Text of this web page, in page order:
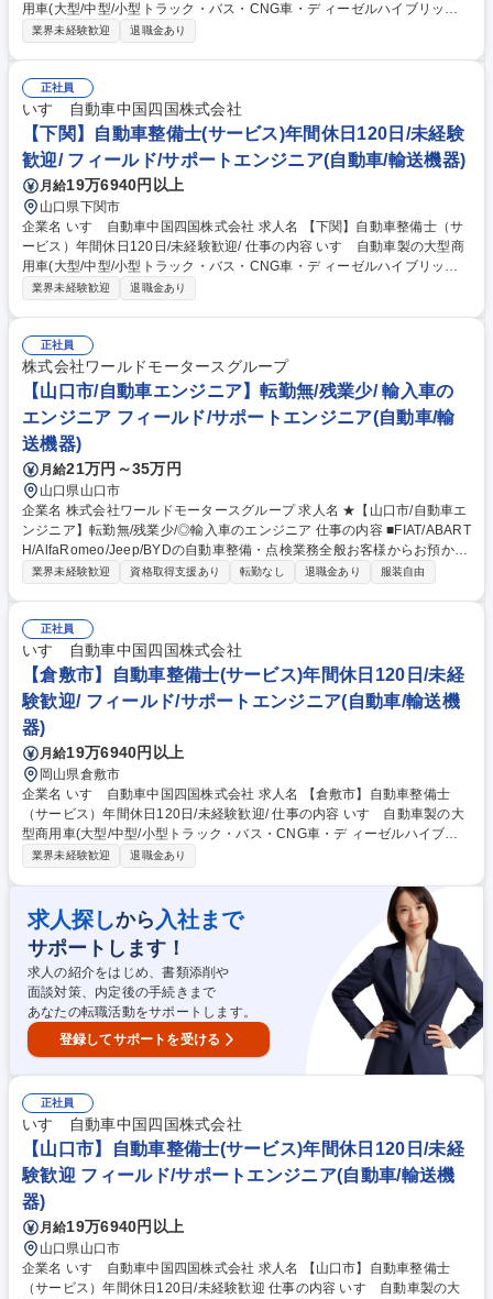
用車(大型/中型/小型トラック・バス・CNG車・デ ィーゼルハイブリッド
車)のアフターサービスを行います。車検や定期点 検、オーバーホール、
トラブル対応などにもあたっていただく事になります。 いすゞでは商用車
であるトラックの不稼働を出さないことを大切にしており、故障診断等を
元に部品交換するのか修理するのかコストと時間を考えて対応していくた
め、一般車の整備と異なりエンジニアとしてのスキルを身に付けることが
出来ます。 募集職種 【米子】自動車整備士（サービス）年間休日120日/
未経験歓迎/
業界未経験歓迎 退職金あり
正社員
いすゞ自動車中国四国株式会社
【下関】自動車整備士(サービス)年間休日120日/未経験
歓迎/ フィールド/サポートエンジニア(自動車/輸送機器)
月給19万6940円以上
山口県下関市
企業名 いすゞ自動車中国四国株式会社 求人名 【下関】自動車整備士（サ
ービス）年間休日120日/未経験歓迎/ 仕事の内容 いすゞ自動車製の大型商
用車(大型/中型/小型トラック・バス・CNG車・デ ィーゼルハイブリッド
車)のアフターサービスを行います。車検や定期点 検、オーバーホール、
トラブル対応などにもあたっていただく事になります。 いすゞでは商用車
であるトラックの不稼働を出さないことを大切にしており、故障診断等を
元に部品交換するのか修理するのかコストと時間を考えて対応していくた
め、一般車の整備と異なりエンジニアとしてのスキルを身に付けることが
出来ます。 募集職種 【下関】自動車整備士（サービス）年間休日120日/
未経験歓迎/
業界未経験歓迎 退職金あり
正社員
株式会社ワールドモータースグループ
【山口市/自動車エンジニア】転勤無/残業少/ 輸入車の
エンジニア フィールド/サポートエンジニア(自動車/輸
送機器)
月給21万円～35万円
山口県山口市
企業名 株式会社ワールドモータースグループ 求人名 ★【山口市/自動車エ
ンジニア】転勤無/残業少/◎輸入車のエンジニア 仕事の内容 ■FIAT/ABART
H/AlfaRomeo/Jeep/BYDの自動車整備・点検業務全般お客様からお預かり
した輸入車を店舗併設の自社工場で点検・整備していただきます。 【具体
分解整備：損傷があった車両や車検などの為、問題がある箇所の修理、部
品交換を行います。■国産車の整備はパーツ交換が中心ですが、輸入車は
修理/いじる/という整備ができる点も魅力です。これまでの知識・技術を
生かし、幅広く、深いスキルを身に付け、成長できる環境です。 募集職種
★【山口市/自動車エンジニア】転勤無/残業少/◎輸入車のエンジニア
業界未経験歓迎 資格取得支援あり 転勤なし 退職金あり 服装自由
正社員
いすゞ自動車中国四国株式会社
【倉敷市】自動車整備士(サービス)年間休日120日/未経
験歓迎/ フィールド/サポートエンジニア(自動車/輸送機
器)
月給19万6940円以上
岡山県倉敷市
企業名 いすゞ自動車中国四国株式会社 求人名 【倉敷市】自動車整備士
（サービス）年間休日120日/未経験歓迎/ 仕事の内容 いすゞ自動車製の大
型商用車(大型/中型/小型トラック・バス・CNG車・デ ィーゼルハイブリ
ッド車)のアフターサービスを行います。車検や定期点 検、オーバーホー
ていただきます。 2～3年ほどたち業務に独り立ちしたら、修理対応や夜
間のトラブル対応などにもあたっていただく事になります。 いすゞでは商
用車であるトラックの不稼働を出さないことを大切にしており、故障診断
等を元に部品交換するのか修理するのかコストと時間を考えて対応してい
くため、一般車の整備と異なりエンジニアとしてのスキルを身に付けるこ
とが出来ます。 募集職種 【倉敷市】自動車整備士（サービス）年間休日1
20日/未経験歓迎/
業界未経験歓迎 退職金あり
求人探しから 入社まで
サポートします！
求人の紹介をはじめ、書類添削や
面談対策、内定後の手続きまで
あなたの転職活動をサポートします。
登録してサポートを受ける
正社員
いすゞ自動車中国四国株式会社
【山口市】自動車整備士(サービス)年間休日120日/未経
験歓迎 フィールド/サポートエンジニア(自動車/輸送機
器)
月給19万6940円以上
山口県山口市
企業名 いすゞ自動車中国四国株式会社 求人名 【山口市】自動車整備士
（サービス）年間休日120日/未経験歓迎 仕事の内容 いすゞ自動車製の大